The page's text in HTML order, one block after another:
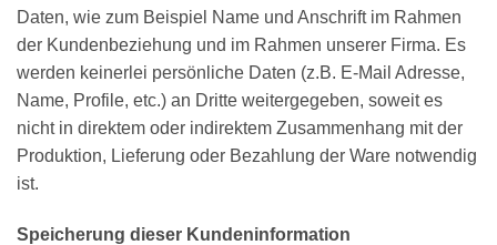
Daten, wie zum Beispiel Name und Anschrift im Rahmen
der Kundenbeziehung und im Rahmen unserer Firma. Es
werden keinerlei persönliche Daten (z.B. E-Mail Adresse,
Name, Profile, etc.) an Dritte weitergegeben, soweit es
nicht in direktem oder indirektem Zusammenhang mit der
Produktion, Lieferung oder Bezahlung der Ware notwendig
ist.
Speicherung dieser Kundeninformation